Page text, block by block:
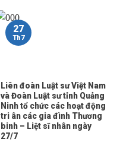
Liên đoàn Luật sư Việt Nam
và Đoàn Luật sư tỉnh Quảng
Ninh tổ chức các hoạt động
tri ân các gia đình Thương
binh – Liệt sĩ nhân ngày
27/7
27
Th7